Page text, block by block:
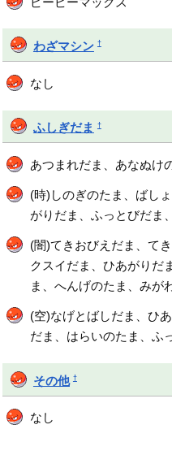
わざマシン †
なし
ふしぎだま †
あつまれだま、あなぬけ
(時)しのぎのたま、ばし
がりだま、ふっとびだま
(闇)てきおびえだま、て
クスイだま、ひあがりだ
ま、へんげのたま、みが
(空)なげとばしだま、ひ
だま、はらいのたま、ふ
その他 †
なし